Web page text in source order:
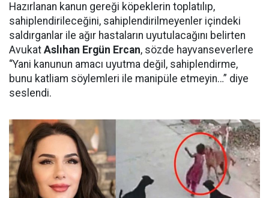
Hazırlanan kanun gereği köpeklerin toplatılıp,
sahiplendirileceğini, sahiplendirilmeyenler içindeki
saldırganlar ile ağır hastaların uyutulacağını belirten
Avukat Aslıhan Ergün Ercan, sözde hayvanseverlere
“Yani kanunun amacı uyutma değil, sahiplendirme,
bunu katliam söylemleri ile manipüle etmeyin…” diye
seslendi.